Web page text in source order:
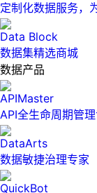
定制化数据服务，
Data Block
数据集精选商城
数据产品
APIMaster
API全生命周期管
DataArts
数据敏捷治理专家
QuickBot